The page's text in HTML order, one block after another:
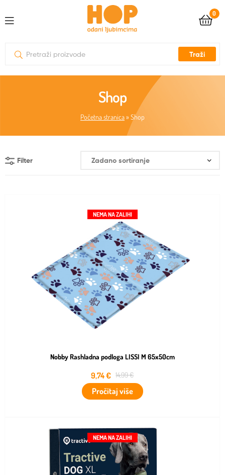
0
Traži
Shop
Početna stranica» Shop
Filter
NEMA NA ZALIHI
Nobby Rashladna podloga LISSI M 65x50cm
14,99€
9,74€
Pročitaj više
NEMA NA ZALIHI